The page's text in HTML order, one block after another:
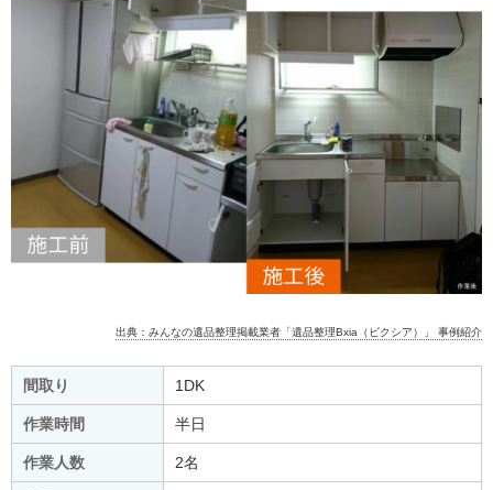
出典：みんなの遺品整理掲載業者「遺品整理Bxia（ビクシア）」 事例紹介
間取り 1DK
作業時間 半日
作業人数 2名